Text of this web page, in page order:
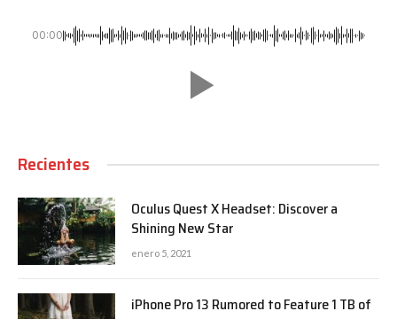
00:00
Recientes
Oculus Quest X Headset: Discover a
Shining New Star
enero 5, 2021
iPhone Pro 13 Rumored to Feature 1 TB of